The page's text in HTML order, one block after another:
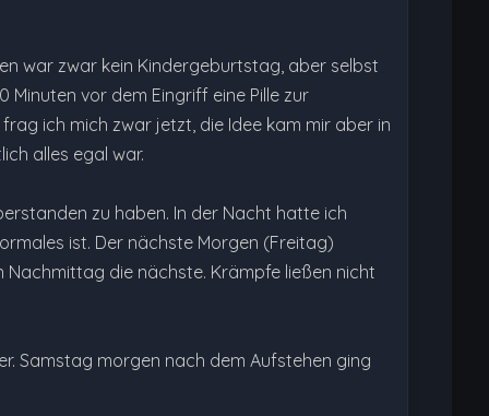
war zwar kein Kindergeburtstag, aber selbst
vor dem Eingriff eine Pille zur
ich mich zwar jetzt, die Idee kam mir aber in
alles egal war.
zu haben. In der Nacht hatte ich
ist. Der nächste Morgen (Freitag)
Nachmittag die nächste. Krämpfe ließen nicht
Samstag morgen nach dem Aufstehen ging